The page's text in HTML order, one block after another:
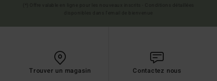
Trouver un magasin Contactez nous